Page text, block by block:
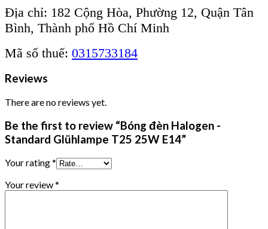
Địa chỉ: 182 Cộng Hòa, Phường 12, Quận Tân
Bình, Thành phố Hồ Chí Minh
Mã số thuế: 0315733184
Reviews
There are no reviews yet.
Be the first to review “Bóng đèn Halogen -
Standard Glühlampe T25 25W E14”
Your rating*
Your review*